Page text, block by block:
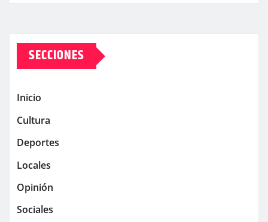
SECCIONES
Inicio
Cultura
Deportes
Locales
Opinión
Sociales